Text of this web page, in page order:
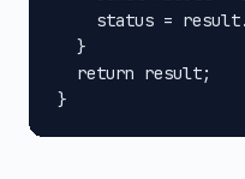
status =
  }
  return result;
}